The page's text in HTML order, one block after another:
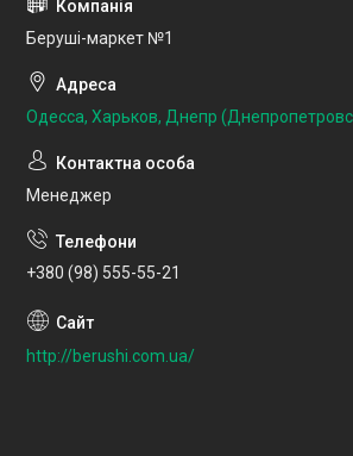
Беруші-маркет №1
Одесса, Харьков, Днепр
Менеджер
+380 (98) 555-55-21
http://berushi.com.ua/